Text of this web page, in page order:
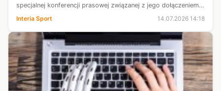
specjalnej konferencji prasowej związanej z jego dołączeniem
polskiego napastnika...
Interia Sport 14.07.2026 14:18